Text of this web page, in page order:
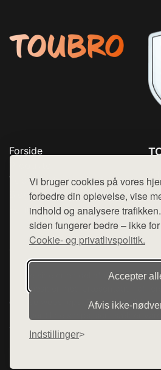
Vi bruger cookies på vores
forbedre din oplevelse, vise
indhold og analysere
siden fungerer bedre – ikke
Cookie- og privatlivspolitik.
Accepter
Afvis
Indstillinger
Forside
Top Rabatter
Blog
Kontakt
Denne side er en del af want.dk, der
hjemmesider med præsentation af
diverse webshops. Der sælges ikke
henviser til de shops, som sælger
varerne på lager.